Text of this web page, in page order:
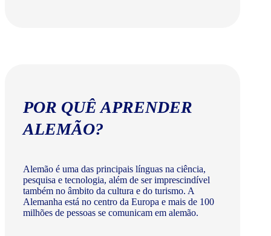
POR QUÊ APRENDER
ALEMÃO?
Alemão é uma das principais línguas na ciência,
pesquisa e tecnologia, além de ser imprescindível
também no âmbito da cultura e do turismo. A
Alemanha está no centro da Europa e mais de 100
milhões de pessoas se comunicam em alemão.